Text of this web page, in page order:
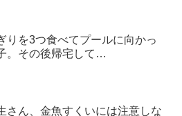
りを3つ食べてプールに向かっ
。その後帰宅して…
さん、金魚すくいには注意しな